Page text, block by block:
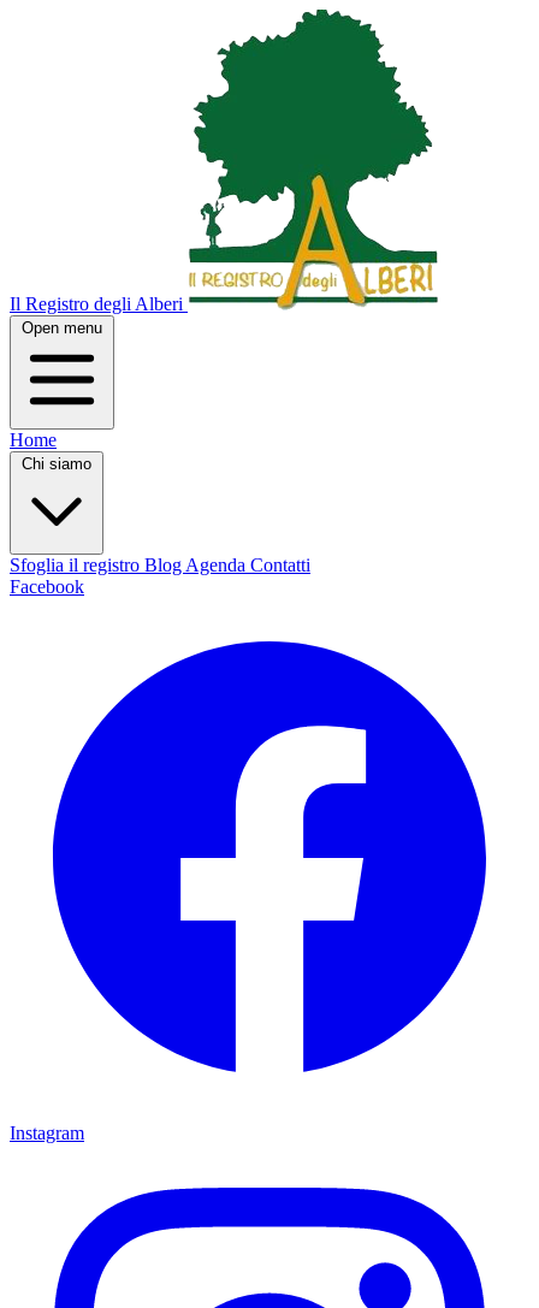
Il Registro degli Alberi
Open menu
Home
Chi siamo
Sfoglia il registro Blog Agenda Contatti
Facebook
Instagram